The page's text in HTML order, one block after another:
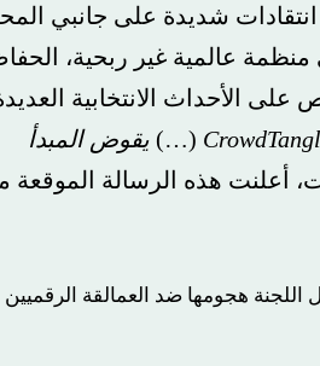
شديدة على جانبي المحيط
عالمية غير ربحية، الحفاظ
خاص على الأحداث الانتخابية العديدة في
(…) يقوض المبدأ
هذه الرسالة الموقعة من
هجومها ضد العمالقة الرقميين